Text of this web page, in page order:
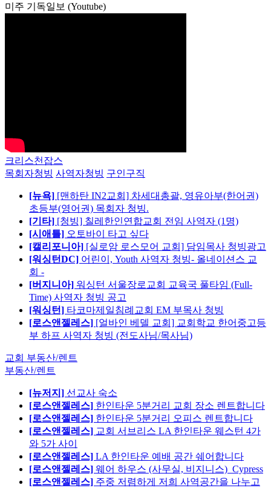
미주 기독일보 (Youtube)
크리스천잡스
목회자청빙 사역자청빙 구인구직
[뉴욕] [맨하탄 IN2교회] 차세대총괄, 영유아부(한어권)
초등부(영어권) 목회자 청빙.
[기타] [청빙] 칠레한인연합교회 전임 사역자 (1명)
[시애틀] 오토바이 타고 싶다
[캘리포니아] [실로암 로스모어 교회] 담임목사 청빙광고
[워싱턴DC] 어린이, Youth 사역자 청빙- 올네이션스 교
회 -
[버지니아] 워싱턴 서울장로교회 교육국 풀타임 (Full-
Time) 사역자 청빙 공고
[워싱턴] 타코마제일침례교회 EM 부목사 청빙
[로스앤젤레스] [얼바인 베델 교회] 교회학교 한어중고등
부 하프 사역자 청빙 (전도사님/목사님)
교회 부동산/렌트
부동산/렌트
[뉴저지] 선교사 숙소
[로스앤젤레스] 한인타운 5분거리 교회 장소 렌트합니다
[로스앤젤레스] 한인타운 5분거리 오피스 렌트합니다
[로스앤젤레스] 교회 서브리스 LA 한인타운 웨스턴 4가
와 5가 사이
[로스앤젤레스] LA 한인타운 예배 공간 쉐어합니다
[로스앤젤레스] 웨어 하우스 (사무실, 비지니스)_Cypress
[로스앤젤레스] 주중 저렴하게 저희 사역공간을 나누고